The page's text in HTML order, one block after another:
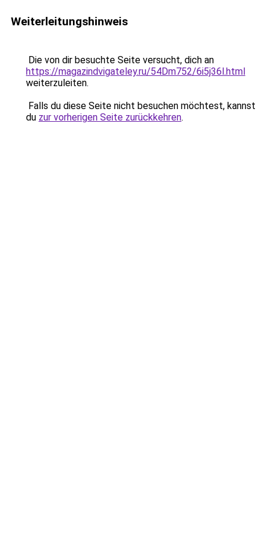
Weiterleitungshinweis
Die von dir besuchte Seite versucht, dich an
https://magazindvigateley.ru/54Dm752/6i5j36l.html
weiterzuleiten.
Falls du diese Seite nicht besuchen möchtest, kannst
du zur vorherigen Seite zurückkehren.